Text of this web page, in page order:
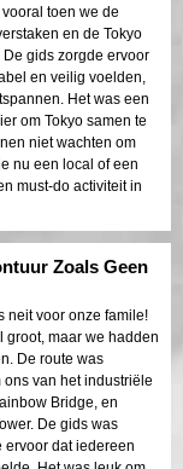
toen we de
en de Tokyo
gids zorgde ervoor
en veilig voelden,
Het was een
om Tokyo samen te
niet wachten om
nu een local of een
must-do activiteit in
Zoals Geen
neit voor onze famile!
groot, maar we hadden
De route was
ons van het industriële
Bridge, en
De gids was
dat iedereen